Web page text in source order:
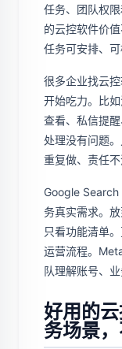
任务、团队权
的云控软件价
任务可安排、可
很多企业找云
开始吃力。比
查看、私信提
处理没有问题
重复做、责任不
Google
务真实需求。
只看功能清单
运营流程。
队理解账号、
好用的
务场景